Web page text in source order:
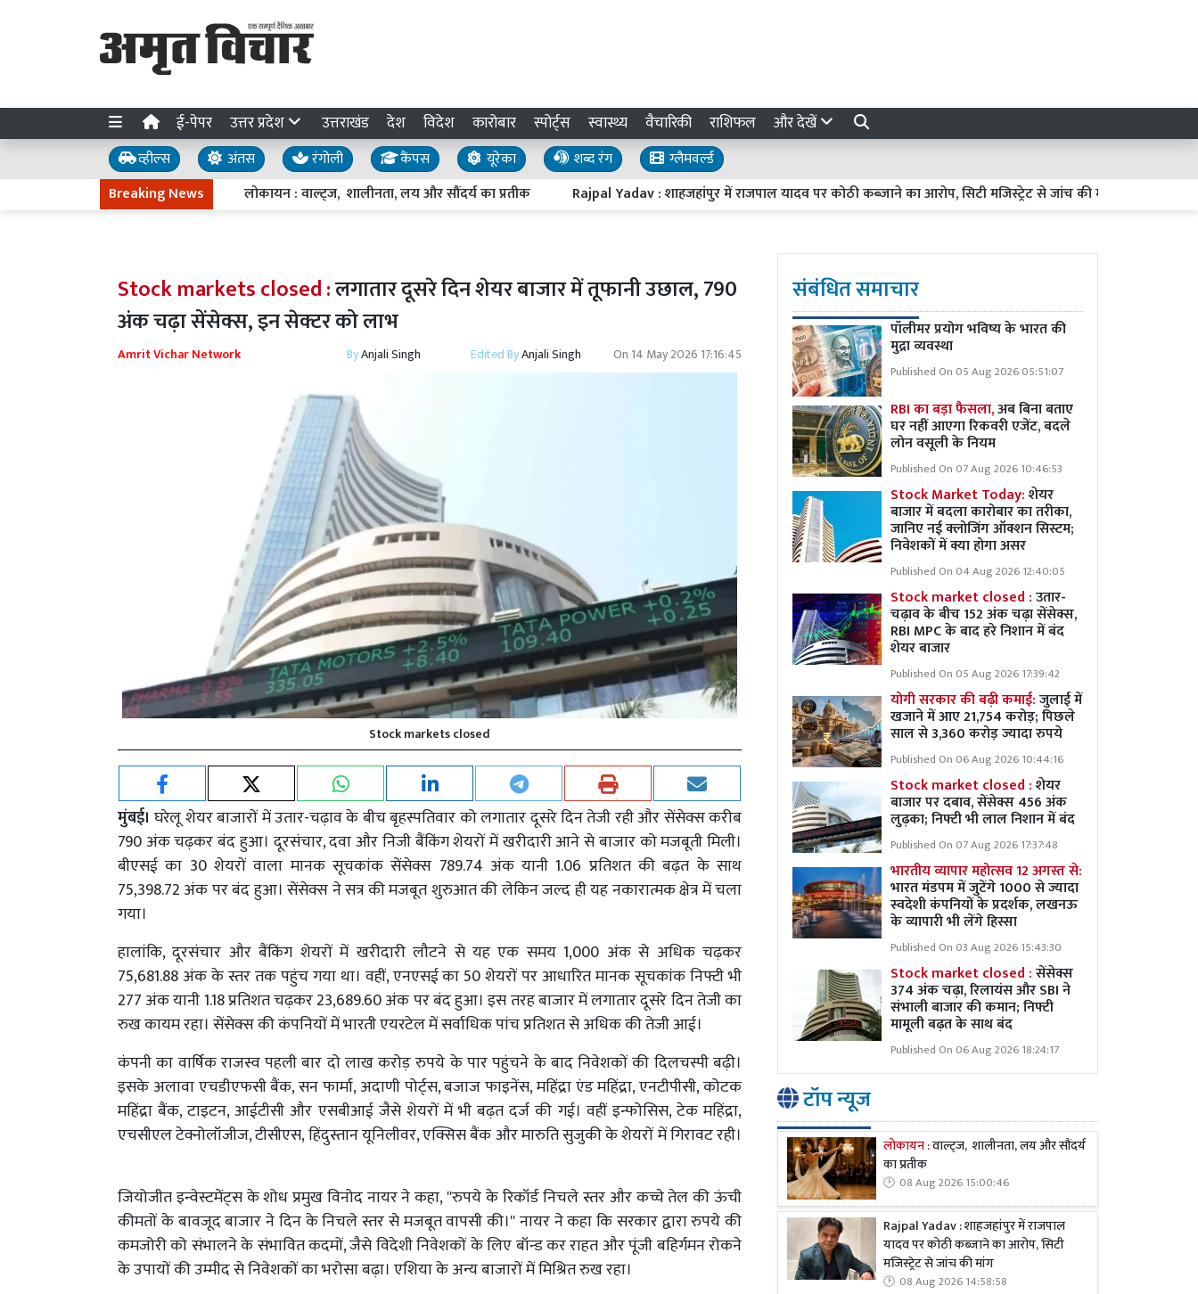
ई-पेपर उत्तर प्रदेश उत्तराखंड देश विदेश कारोबार स्पोर्ट्स स्वास्थ्य वैचारिकी राशिफल और देखें
व्हील्स अंतस रंगोली कैंपस यूरेका शब्द रंग
ग्लैमवर्ल्ड
Breaking News
लोकायन : वाल्ट्ज, शालीनता, लय और सौंदर्य का प्रतीक Rajpal Yadav : शाहजहांपुर में राजपाल यादव पर कोठी कब्जाने का आरोप, सिटी मजिस्ट्रेट से जांच की मांग
Stock markets closed :लगातार दूसरे दिन शेयर बाजार में तूफानी उछाल, 790
अंक चढ़ा सेंसेक्स, इन सेक्टर को लाभ
Amrit Vichar Network ByAnjali Singh Edited ByAnjali Singh On 14 May 2026 17:16:45
Stock markets closed
मुंबई।घरेलू शेयर बाजारों में उतार-चढ़ाव के बीच बृहस्पतिवार को लगातार दूसरे दिन तेजी रही और सेंसेक्स करीब
790 अंक चढ़कर बंद हुआ। दूरसंचार, दवा और निजी बैंकिंग शेयरों में खरीदारी आने से बाजार को मजबूती मिली।
बीएसई का 30 शेयरों वाला मानक सूचकांक सेंसेक्स 789.74 अंक यानी 1.06 प्रतिशत की बढ़त के साथ
75,398.72 अंक पर बंद हुआ। सेंसेक्स ने सत्र की मजबूत शुरुआत की लेकिन जल्द ही यह नकारात्मक क्षेत्र में चला
गया।
हालांकि, दूरसंचार और बैंकिंग शेयरों में खरीदारी लौटने से यह एक समय 1,000 अंक से अधिक चढ़कर
75,681.88 अंक के स्तर तक पहुंच गया था। वहीं, एनएसई का 50 शेयरों पर आधारित मानक सूचकांक निफ्टी भी
277 अंक यानी 1.18 प्रतिशत चढ़कर 23,689.60 अंक पर बंद हुआ। इस तरह बाजार में लगातार दूसरे दिन तेजी का
रुख कायम रहा। सेंसेक्स की कंपनियों में भारती एयरटेल में सर्वाधिक पांच प्रतिशत से अधिक की तेजी आई।
कंपनी का वार्षिक राजस्व पहली बार दो लाख करोड़ रुपये के पार पहुंचने के बाद निवेशकों की दिलचस्पी बढ़ी।
इसके अलावा एचडीएफसी बैंक, सन फार्मा, अदाणी पोर्ट्स, बजाज फाइनेंस, महिंद्रा एंड महिंद्रा, एनटीपीसी, कोटक
महिंद्रा बैंक, टाइटन, आईटीसी और एसबीआई जैसे शेयरों में भी बढ़त दर्ज की गई। वहीं इन्फोसिस, टेक महिंद्रा,
एचसीएल टेक्नोलॉजीज, टीसीएस, हिंदुस्तान यूनिलीवर, एक्सिस बैंक और मारुति सुजुकी के शेयरों में गिरावट रही।
जियोजीत इन्वेस्टमेंट्स के शोध प्रमुख विनोद नायर ने कहा, ''रुपये के रिकॉर्ड निचले स्तर और कच्चे तेल की ऊंची
कीमतों के बावजूद बाजार ने दिन के निचले स्तर से मजबूत वापसी की।'' नायर ने कहा कि सरकार द्वारा रुपये की
कमजोरी को संभालने के संभावित कदमों, जैसे विदेशी निवेशकों के लिए बॉन्ड कर राहत और पूंजी बहिर्गमन रोकने
के उपायों की उम्मीद से निवेशकों का भरोसा बढ़ा। एशिया के अन्य बाजारों में मिश्रित रुख रहा।
संबंधित समाचार
पॉलीमर प्रयोग भविष्य के भारत की
मुद्रा व्यवस्था
Published On 05 Aug 2026 05:51:07
RBI का बड़ा फैसला,अब बिना बताए
घर नहीं आएगा रिकवरी एजेंट, बदले
लोन वसूली के नियम
Published On 07 Aug 2026 10:46:53
Stock Market Today:शेयर
बाजार में बदला कारोबार का तरीका,
जानिए नई क्लोजिंग ऑक्शन सिस्टम;
निवेशकों में क्या होगा असर
Published On 04 Aug 2026 12:40:05
Stock market closed :उतार-
चढ़ाव के बीच 152 अंक चढ़ा सेंसेक्स,
RBI MPC के बाद हरे निशान में बंद
शेयर बाजार
Published On 05 Aug 2026 17:39:42
योगी सरकार की बढ़ी कमाई:जुलाई में
खजाने में आए 21,754 करोड़; पिछले
साल से 3,360 करोड़ ज्यादा रुपये
Published On 06 Aug 2026 10:44:16
Stock market closed :शेयर
बाजार पर दबाव, सेंसेक्स 456 अंक
लुढ़का; निफ्टी भी लाल निशान में बंद
Published On 07 Aug 2026 17:37:48
भारतीय व्यापार महोत्सव 12 अगस्त से:
भारत मंडपम में जुटेंगे 1000 से ज्यादा
स्वदेशी कंपनियों के प्रदर्शक, लखनऊ
के व्यापारी भी लेंगे हिस्सा
Published On 03 Aug 2026 15:43:30
Stock market closed :सेंसेक्स
374 अंक चढ़ा, रिलायंस और SBI ने
संभाली बाजार की कमान; निफ्टी
मामूली बढ़त के साथ बंद
Published On 06 Aug 2026 18:24:17
टॉप न्यूज
लोकायन :वाल्ट्ज, शालीनता, लय और सौंदर्य
का प्रतीक
08 Aug 2026 15:00:46
Rajpal Yadav : शाहजहांपुर में राजपाल
यादव पर कोठी कब्जाने का आरोप, सिटी
मजिस्ट्रेट से जांच की मांग
08 Aug 2026 14:58:58